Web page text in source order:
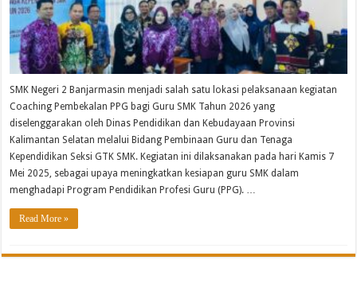
SMK Negeri 2 Banjarmasin menjadi salah satu lokasi pelaksanaan kegiatan
Coaching Pembekalan PPG bagi Guru SMK Tahun 2026 yang
diselenggarakan oleh Dinas Pendidikan dan Kebudayaan Provinsi
Kalimantan Selatan melalui Bidang Pembinaan Guru dan Tenaga
Kependidikan Seksi GTK SMK. Kegiatan ini dilaksanakan pada hari Kamis 7
Mei 2025, sebagai upaya meningkatkan kesiapan guru SMK dalam
menghadapi Program Pendidikan Profesi Guru (PPG). …
Read More »